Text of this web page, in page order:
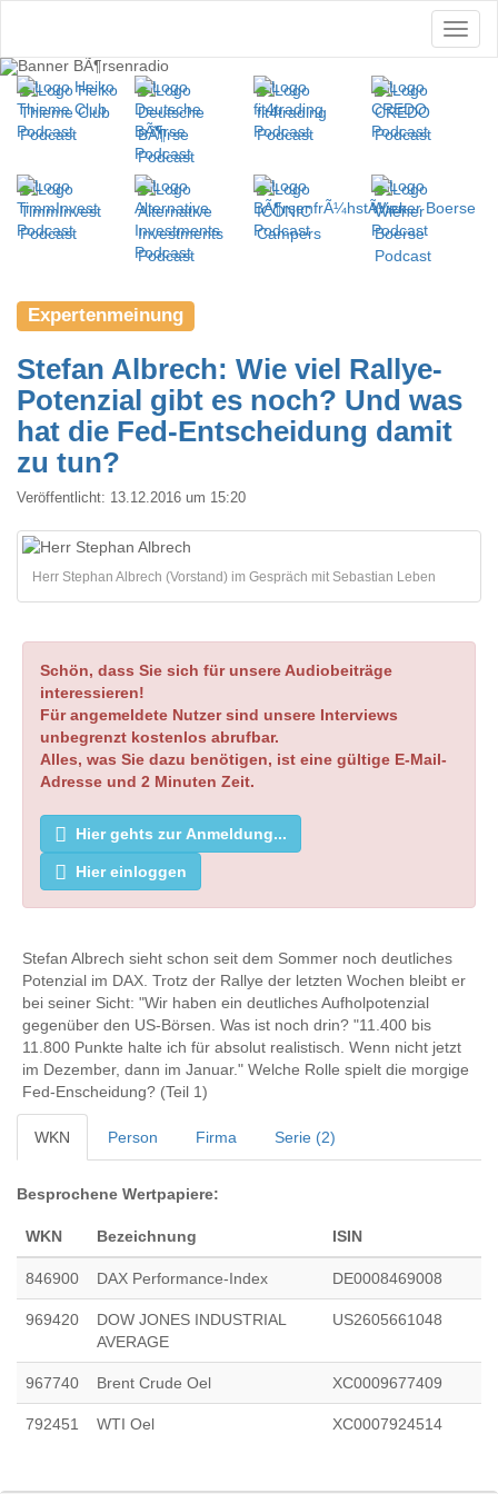
Expertenmeinung
Stefan Albrech: Wie viel Rallye-
Potenzial gibt es noch? Und was
hat die Fed-Entscheidung damit
zu tun?
Veröffentlicht: 13.12.2016 um 15:20
Herr Stephan Albrech (Vorstand) im Gespräch mit Sebastian Leben
Schön, dass Sie sich für unsere Audiobeiträge
interessieren!
Für angemeldete Nutzer sind unsere Interviews
unbegrenzt kostenlos abrufbar.
Alles, was Sie dazu benötigen, ist eine gültige E-Mail-
Adresse und 2 Minuten Zeit.
Hier gehts zur Anmeldung...
Hier einloggen
Stefan Albrech sieht schon seit dem Sommer noch deutliches
Potenzial im DAX. Trotz der Rallye der letzten Wochen bleibt er
bei seiner Sicht: "Wir haben ein deutliches Aufholpotenzial
gegenüber den US-Börsen. Was ist noch drin? "11.400 bis
11.800 Punkte halte ich für absolut realistisch. Wenn nicht jetzt
im Dezember, dann im Januar." Welche Rolle spielt die morgige
Fed-Enscheidung? (Teil 1)
WKN Person Firma Serie (2)
Besprochene Wertpapiere:
WKN Bezeichnung ISIN
846900 DAX Performance-Index DE0008469008
969420
DOW JONES INDUSTRIAL
AVERAGE
US2605661048
967740 Brent Crude Oel XC0009677409
792451 WTI Oel XC0007924514